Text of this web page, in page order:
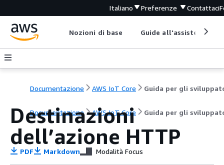
Italiano Preferenze Contattaci
Nozioni di base Guide all'assistenza
Documentazione AWS IoT Core Guida per gli
Documentazione AWS IoT Core Guida per gli
Destinazioni
dell’azione HTTP
PDF Markdown Modalità Focus